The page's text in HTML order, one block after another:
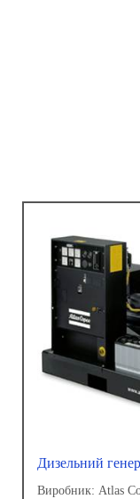
Дизельний
Виробник: Atlas